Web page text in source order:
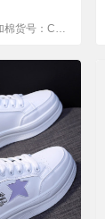
CK-9 老爹鞋百搭女鞋 加棉货号：CK-9-1